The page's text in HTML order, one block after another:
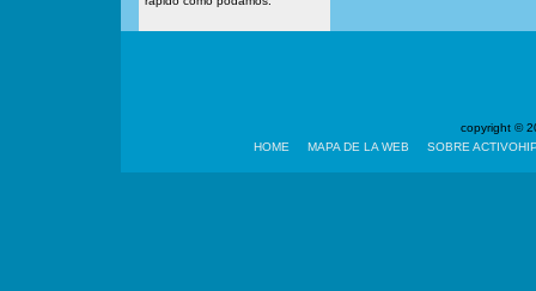
copyright ©
HOME
MAPA DE LA WEB SOBRE